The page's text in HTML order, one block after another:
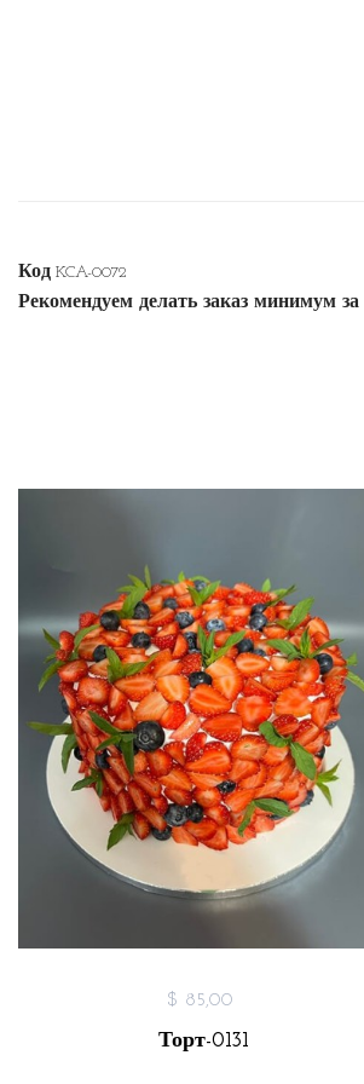
Код KCA-0072
Рекомендуем делать заказ минимум за
$ 85,00
Торт-0131